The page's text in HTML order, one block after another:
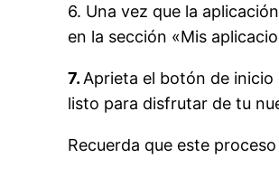
6. Una vez que la
en la sección «Mis
7. Aprieta el botón de inicio
listo para disfrutar de tu
Recuerda que este